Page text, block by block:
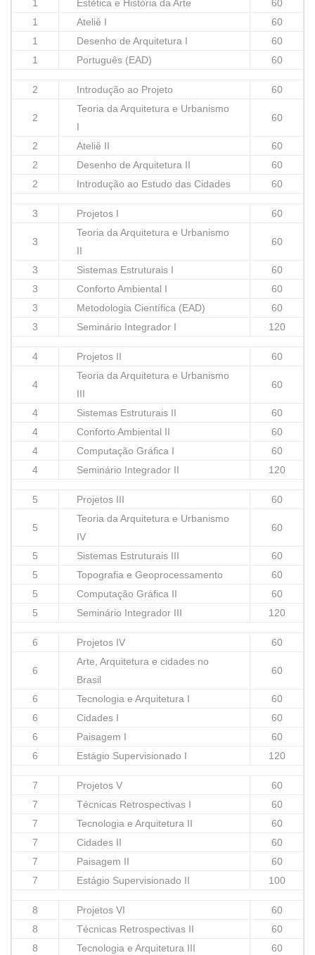
1
Estética e História da Arte
60
1
Ateliê I
60
1
Desenho de Arquitetura I
60
1
Português (EAD) 60
2 Introdução ao Projeto 60
2
Teoria da Arquitetura e Urbanismo
I
60
2 Ateliê II
60
2
Desenho de Arquitetura II
60
2
Introdução ao Estudo das Cidades 60
3 Projetos I 60
3
Teoria da Arquitetura e Urbanismo
II
60
3 Sistemas Estruturais I
60
3
Conforto Ambiental I
60
3
Metodologia Científica (EAD)
60
3
Seminário Integrador I 120
4 Projetos II 60
4
Teoria da Arquitetura e Urbanismo
III
60
4 Sistemas Estruturais II
60
4
Conforto Ambiental II
60
4
Computação Gráfica I
60
4
Seminário Integrador II 120
5 Projetos III 60
5
Teoria da Arquitetura e Urbanismo
IV
60
5 Sistemas Estruturais III
60
5
Topografia e Geoprocessamento
60
5
Computação Gráfica II
60
5
Seminário Integrador III 120
6 Projetos IV 60
6
Arte, Arquitetura e cidades no
Brasil
60
6 Tecnologia e Arquitetura I
60
6
Cidades I
60
6
Paisagem I
60
6
Estágio Supervisionado I 120
7 Projetos V
60
7
Técnicas Retrospectivas I
60
7
Tecnologia e Arquitetura II
60
7
Cidades II
60
7
Paisagem II
60
7
Estágio Supervisionado II 100
8 Projetos VI
60
8
Técnicas Retrospectivas II
60
8
Tecnologia e Arquitetura III
60